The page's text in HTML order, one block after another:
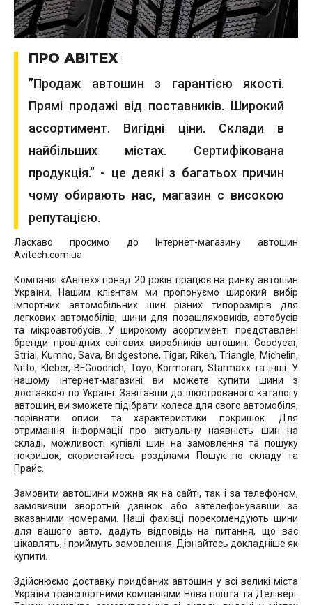
ПРО АВІТЕХ
”Продаж автошин з гарантією якості.
Прямі продажі від поставників. Широкий
ассортимент. Вигідні ціни. Склади в
найбільших містах. Сертифікована
продукція.” - це деякі з багатьох причин
чому обирають нас, магазин с високою
репутацією.
Ласкаво просимо до Інтернет-магазину автошин
Avitech.com.ua
Компанія «Авітех» понад 20 років працює на ринку автошин
України. Нашим клієнтам ми пропонуємо широкий вибір
імпортних автомобільних шин різних типорозмірів для
легкових автомобілів, шини для позашляховиків, автобусів
та мікроавтобусів. У широкому асортименті представлені
бренди провідних світових виробників автошин: Goodyear,
Strial, Kumho, Sava, Bridgestone, Tigar, Riken, Triangle, Michelin,
Nitto, Kleber, BFGoodrich, Toyo, Kormoran, Starmaxx та інші. У
нашому інтернет-магазині ви можете купити шини з
доставкою по Україні. Завітавши до ілюстрованого каталогу
автошин, ви зможете підібрати колеса для свого автомобіля,
порівняти описи та характеристики покришок. Для
отримання інформації про актуальну наявність шин на
складі, можливості купівлі шин на замовлення та пошуку
покришок, скористайтесь розділами Пошук по складу та
Прайс.
Замовити автошини можна як на сайті, так і за телефоном,
замовивши зворотній дзвінок або зателефонувавши за
вказаними номерами. Наші фахівці порекомендують шини
для вашого авто, дадуть відповідь на питання, що вас
цікавлять, і приймуть замовлення. Дізнайтесь докладніше як
купити.
Здійснюємо доставку придбаних автошин у всі великі міста
України транспортними компаніями Нова пошта та Делівері.